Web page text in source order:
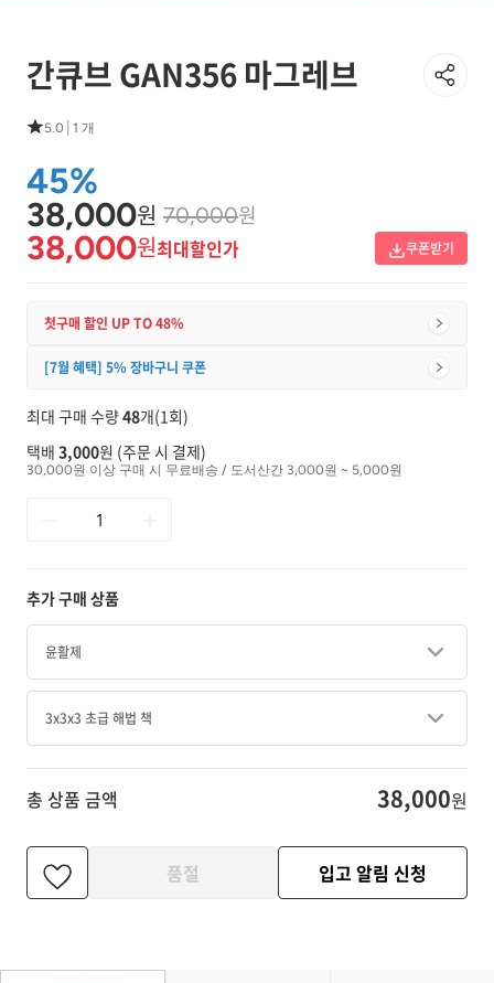
간큐브 GAN356 마그레브
5.0 1 개
45%
38,000원 70,000원
38,000원최대할인가 쿠폰받기
첫구매 할인 UP TO 48%
[7월 혜택] 5% 장바구니 쿠폰
최대 구매 수량48개(1회)
택배 3,000원 (주문 시 결제)
30,000원 이상 구매 시 무료배송 / 도서산간 3,000원 ~ 5,000원
추가 구매 상품
윤활제
3x3x3 초급 해법 책
총 상품 금액 38,000원
품절 입고 알림 신청